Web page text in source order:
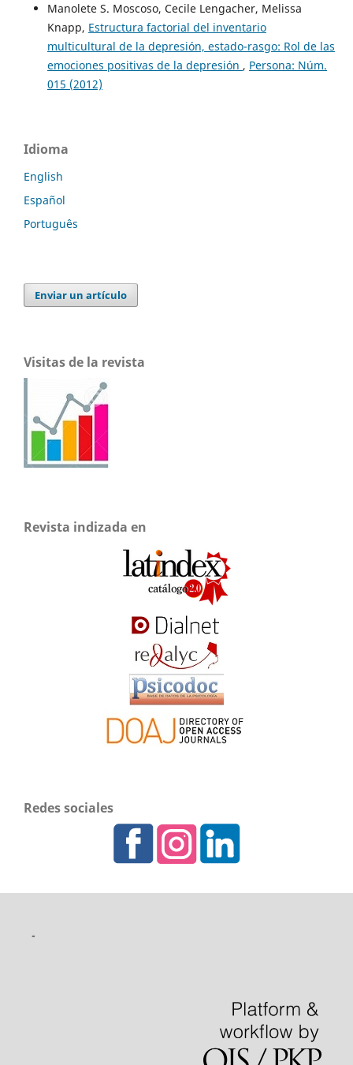
Manolete S. Moscoso, Cecile Lengacher, Melissa
Knapp, Estructura factorial del inventario
multicultural de la depresión, estado-rasgo: Rol de las
emociones positivas de la depresión , Persona: Núm.
015 (2012)
Idioma
English
Español
Português
Enviar un artículo
Visitas de la revista
Revista indizada en
Redes sociales
-